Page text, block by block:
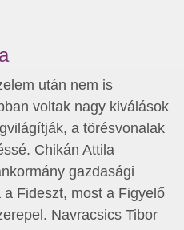
után nem is
voltak nagy kiválások
a törésvonalak
Chikán Attila
gazdasági
Fideszt, most a Figyelő
Navracsics Tibor